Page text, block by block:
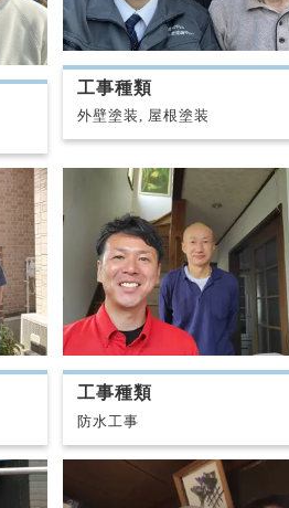
工事種類
外壁塗装, 屋根塗装
工事種類
防水工事